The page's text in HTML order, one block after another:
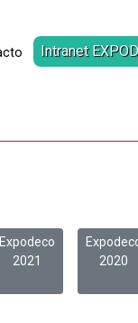
Intranet
Expodeco
2021
2020